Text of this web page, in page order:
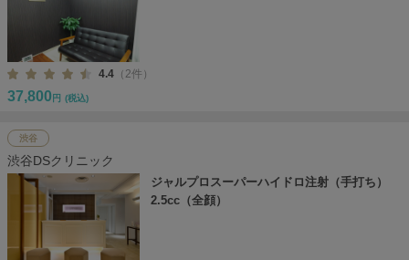
4.4 （2件）
37,800 円 (税込)
渋谷
渋谷DSクリニック
ジャルプロスーパーハイドロ注射（手打ち）
2.5cc（全顔）